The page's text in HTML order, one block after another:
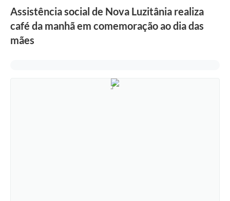
Ouvidoria
Contato
Assistência social de Nova Luzitânia realiza
café da manhã em comemoração ao dia das
mães